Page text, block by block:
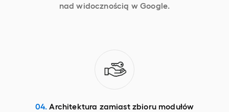
nad widocznością w Google.
04. Architektura zamiast zbioru modułów